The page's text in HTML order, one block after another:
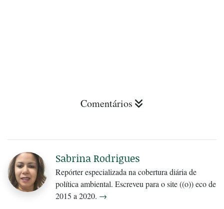
Comentários
Sabrina Rodrigues
Repórter especializada na cobertura diária de
política ambiental. Escreveu para o site ((o)) eco de
2015 a 2020. →